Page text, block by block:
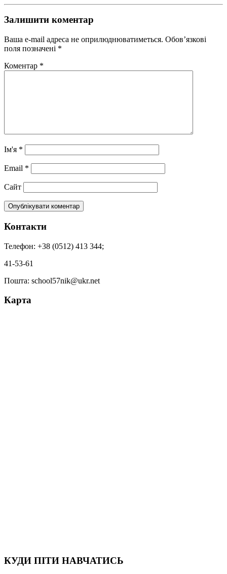
Залишити коментар
Ваша e-mail адреса не оприлюднюватиметься. Обов’язкові
поля позначені *
Коментар *
Ім'я *
Email *
Сайт
Контакти
Телефон: +38 (0512) 413 344;
41-53-61
Пошта: school57nik@ukr.net
Карта
КУДИ ПІТИ НАВЧАТИСЬ